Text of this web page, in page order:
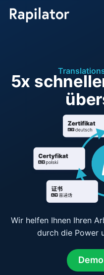
5x
Wir helfen Ihnen Ihren
durch die Power